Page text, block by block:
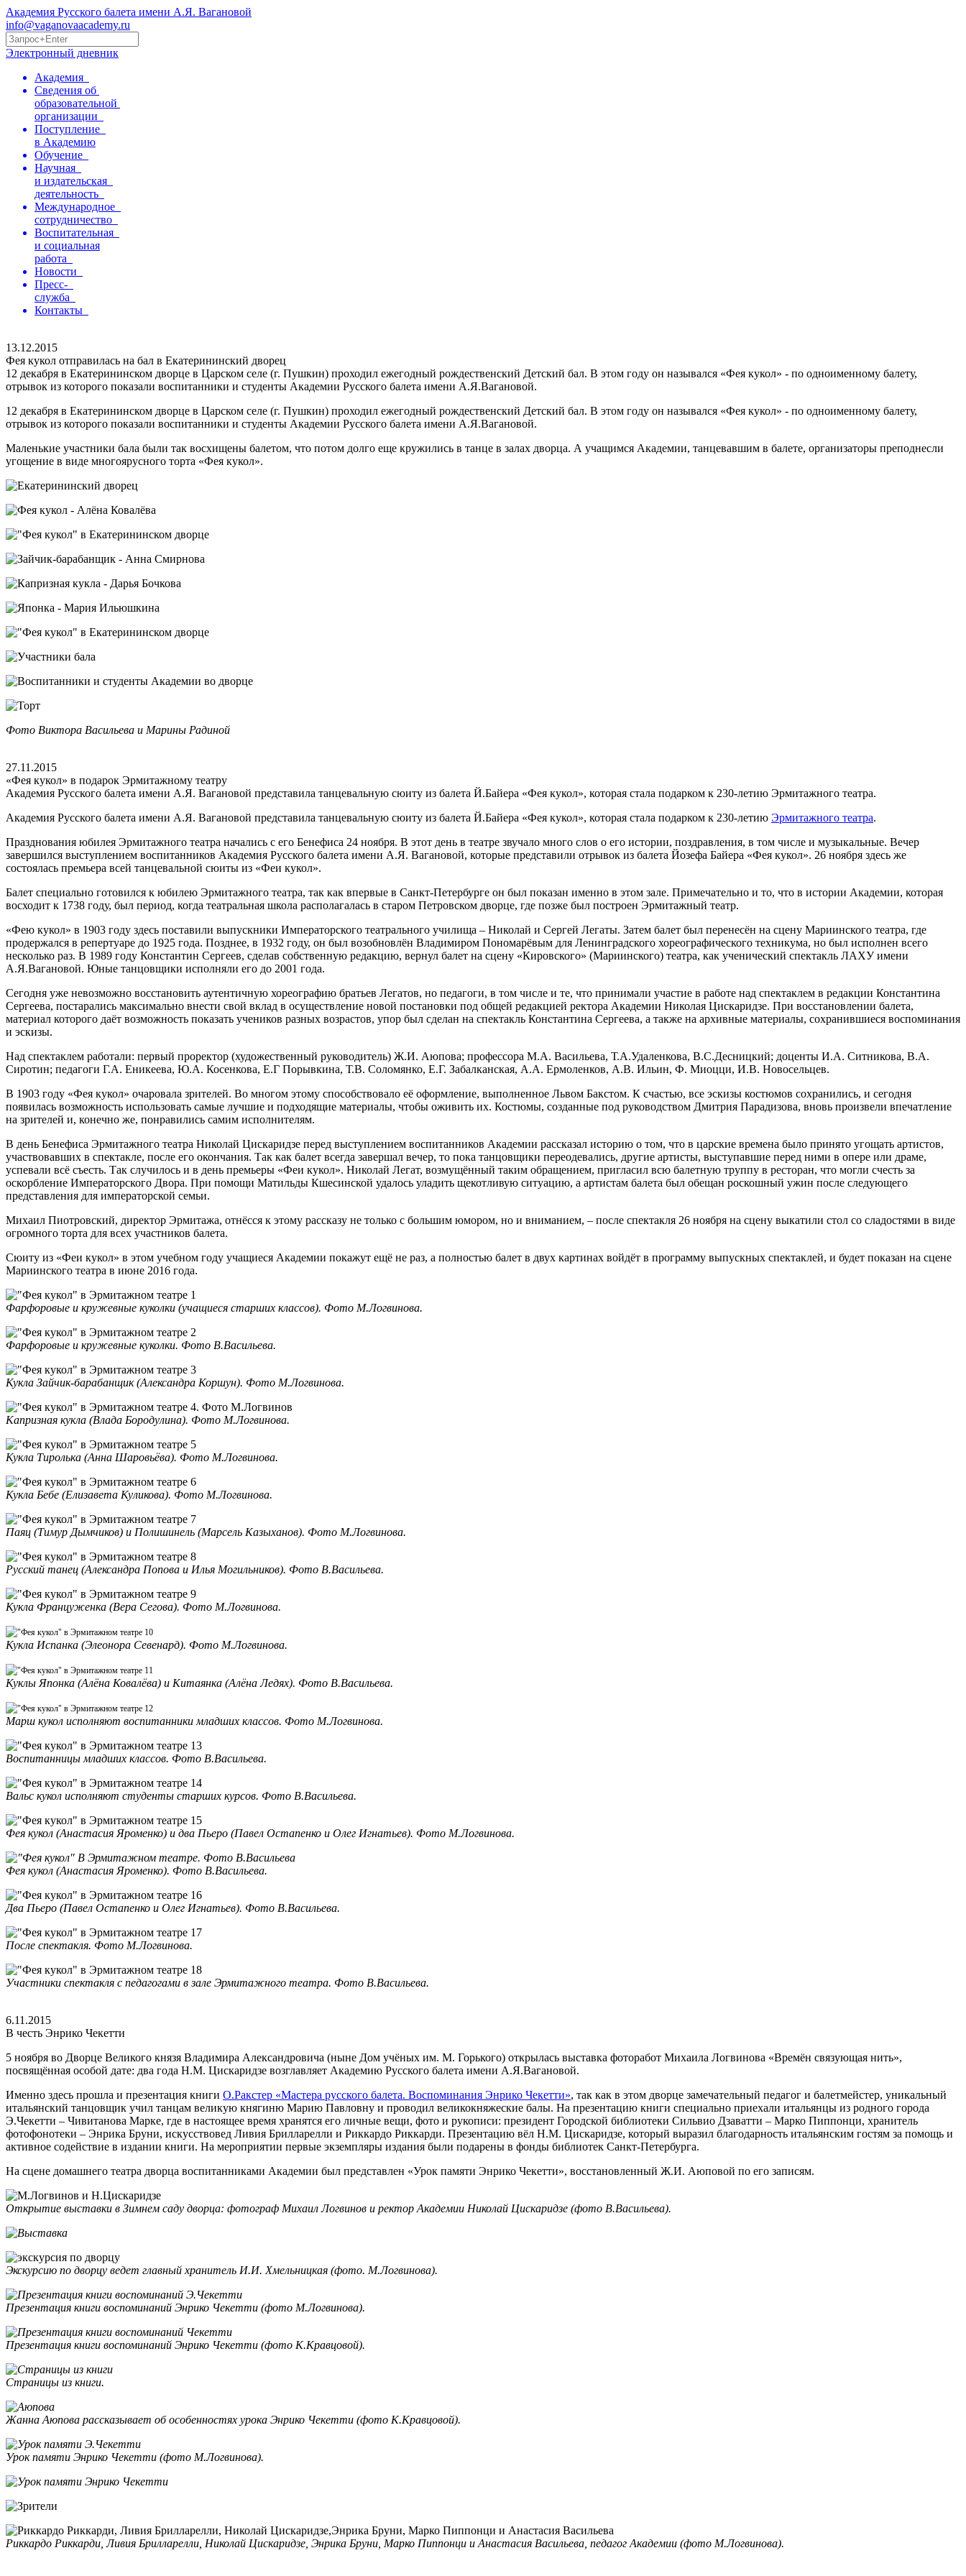
Академия Русского балета имени А.Я. Вагановой
info@vaganovaacademy.ru
Электронный дневник
Академия
Сведения об
образовательной
организации
Поступление
в Академию
Обучение
Научная
и издательская
деятельность
Международное
сотрудничество
Воспитательная
и социальная
работа
Новости
Пресс-
служба
Контакты
13.12.2015
Фея кукол отправилась на бал в Екатерининский дворец
12 декабря в Екатерининском дворце в Царском селе (г. Пушкин) проходил ежегодный рождественский Детский бал. В этом году он назывался «Фея кукол» - по одноименному балету,
отрывок из которого показали воспитанники и студенты Академии Русского балета имени А.Я.Вагановой.
12 декабря в Екатерининском дворце в Царском селе (г. Пушкин) проходил ежегодный рождественский Детский бал. В этом году он назывался «Фея кукол» - по одноименному балету,
отрывок из которого показали воспитанники и студенты Академии Русского балета имени А.Я.Вагановой.
Маленькие участники бала были так восхищены балетом, что потом долго еще кружились в танце в залах дворца. А учащимся Академии, танцевавшим в балете, организаторы преподнесли
угощение в виде многоярусного торта «Фея кукол».
Фото Виктора Васильева и Марины Радиной
27.11.2015
«Фея кукол» в подарок Эрмитажному театру
Академия Русского балета имени А.Я. Вагановой представила танцевальную сюиту из балета Й.Байера «Фея кукол», которая стала подарком к 230-летию Эрмитажного театра.
Академия Русского балета имени А.Я. Вагановой представила танцевальную сюиту из балета Й.Байера «Фея кукол», которая стала подарком к 230-летию Эрмитажного театра.
Празднования юбилея Эрмитажного театра начались с его Бенефиса 24 ноября. В этот день в театре звучало много слов о его истории, поздравления, в том числе и музыкальные. Вечер
завершился выступлением воспитанников Академия Русского балета имени А.Я. Вагановой, которые представили отрывок из балета Йозефа Байера «Фея кукол». 26 ноября здесь же
состоялась премьера всей танцевальной сюиты из «Феи кукол».
Балет специально готовился к юбилею Эрмитажного театра, так как впервые в Санкт-Петербурге он был показан именно в этом зале. Примечательно и то, что в истории Академии, которая
восходит к 1738 году, был период, когда театральная школа располагалась в старом Петровском дворце, где позже был построен Эрмитажный театр.
«Фею кукол» в 1903 году здесь поставили выпускники Императорского театрального училища – Николай и Сергей Легаты. Затем балет был перенесён на сцену Мариинского театра, где
продержался в репертуаре до 1925 года. Позднее, в 1932 году, он был возобновлён Владимиром Пономарёвым для Ленинградского хореографического техникума, но был исполнен всего
несколько раз. В 1989 году Константин Сергеев, сделав собственную редакцию, вернул балет на сцену «Кировского» (Мариинского) театра, как ученический спектакль ЛАХУ имени
А.Я.Вагановой. Юные танцовщики исполняли его до 2001 года.
Сегодня уже невозможно восстановить аутентичную хореографию братьев Легатов, но педагоги, в том числе и те, что принимали участие в работе над спектаклем в редакции Константина
Сергеева, постарались максимально внести свой вклад в осуществление новой постановки под общей редакцией ректора Академии Николая Цискаридзе. При восстановлении балета,
материал которого даёт возможность показать учеников разных возрастов, упор был сделан на спектакль Константина Сергеева, а также на архивные материалы, сохранившиеся воспоминания
и эскизы.
Над спектаклем работали: первый проректор (художественный руководитель) Ж.И. Аюпова; профессора М.А. Васильева, Т.А.Удаленкова, В.С.Десницкий; доценты И.А. Ситникова, В.А.
Сиротин; педагоги Г.А. Еникеева, Ю.А. Косенкова, Е.Г Порывкина, Т.В. Соломянко, Е.Г. Забалканская, А.А. Ермоленков, А.В. Ильин, Ф. Миоцци, И.В. Новосельцев.
В 1903 году «Фея кукол» очаровала зрителей. Во многом этому способствовало её оформление, выполненное Львом Бакстом. К счастью, все эскизы костюмов сохранились, и сегодня
появилась возможность использовать самые лучшие и подходящие материалы, чтобы оживить их. Костюмы, созданные под руководством Дмитрия Парадизова, вновь произвели впечатление
на зрителей и, конечно же, понравились самим исполнителям.
В день Бенефиса Эрмитажного театра Николай Цискаридзе перед выступлением воспитанников Академии рассказал историю о том, что в царские времена было принято угощать артистов,
участвовавших в спектакле, после его окончания. Так как балет всегда завершал вечер, то пока танцовщики переодевались, другие артисты, выступавшие перед ними в опере или драме,
успевали всё съесть. Так случилось и в день премьеры «Феи кукол». Николай Легат, возмущённый таким обращением, пригласил всю балетную труппу в ресторан, что могли счесть за
оскорбление Императорского Двора. При помощи Матильды Кшесинской удалось уладить щекотливую ситуацию, а артистам балета был обещан роскошный ужин после следующего
представления для императорской семьи.
Михаил Пиотровский, директор Эрмитажа, отнёсся к этому рассказу не только с большим юмором, но и вниманием, ­– после спектакля 26 ноября на сцену выкатили стол со сладостями в виде
огромного торта для всех участников балета.
Сюиту из «Феи кукол» в этом учебном году учащиеся Академии покажут ещё не раз, а полностью балет в двух картинах войдёт в программу выпускных спектаклей, и будет показан на сцене
Мариинского театра в июне 2016 года.
Фарфоровые и кружевные куколки (учащиеся старших классов). Фото М.Логвинова.
Фарфоровые и кружевные куколки. Фото В.Васильева.
Кукла Зайчик-барабанщик (Александра Коршун). Фото М.Логвинова.
Капризная кукла (Влада Бородулина). Фото М.Логвинова.
Кукла Тиролька (Анна Шаровьёва). Фото М.Логвинова.
Кукла Бебе (Елизавета Куликова). Фото М.Логвинова.
Паяц (Тимур Дымчиков) и Полишинель (Марсель Казыханов). Фото М.Логвинова.
Русский танец (Александра Попова и Илья Могильников). Фото В.Васильева.
Кукла Француженка (Вера Сегова). Фото М.Логвинова.
Кукла Испанка (Элеонора Севенард). Фото М.Логвинова.
Куклы Японка (Алёна Ковалёва) и Китаянка (Алёна Ледях). Фото В.Васильева.
Марш кукол исполняют воспитанники младших классов. Фото М.Логвинова.
Воспитанницы младших классов. Фото В.Васильева.
Вальс кукол исполняют студенты старших курсов. Фото В.Васильева.
Фея кукол (Анастасия Яроменко) и два Пьеро (Павел Остапенко и Олег Игнатьев). Фото М.Логвинова.
Фея кукол (Анастасия Яроменко). Фото В.Васильева.
Два Пьеро (Павел Остапенко и Олег Игнатьев). Фото В.Васильева.
После спектакля. Фото М.Логвинова.
Участники спектакля с педагогами в зале Эрмитажного театра. Фото В.Васильева.
6.11.2015
В честь Энрико Чекетти
5 ноября во Дворце Великого князя Владимира Александровича (ныне Дом учёных им. М. Горького) открылась выставка фоторабот Михаила Логвинова «Времён связующая нить»,
посвящённая особой дате: два года Н.М. Цискаридзе возглавляет Академию Русского балета имени А.Я.Вагановой.
Именно здесь прошла и презентация книги О.Ракстер «Мастера русского балета. Воспоминания Энрико Чекетти», так как в этом дворце замечательный педагог и балетмейстер, уникальный
итальянский танцовщик учил танцам великую княгиню Марию Павловну и проводил великокняжеские балы. На презентацию книги специально приехали итальянцы из родного города
Э.Чекетти – Чивитанова Марке, где в настоящее время хранятся его личные вещи, фото и рукописи: президент Городской библиотеки Сильвио Дзаватти – Марко Пиппонци, хранитель
фотофонотеки – Энрика Бруни, искусствовед Ливия Брилларелли и Риккардо Риккарди. Презентацию вёл Н.М. Цискаридзе, который выразил благодарность итальянским гостям за помощь и
активное содействие в издании книги. На мероприятии первые экземпляры издания были подарены в фонды библиотек Санкт-Петербурга.
На сцене домашнего театра дворца воспитанниками Академии был представлен «Урок памяти Энрико Чекетти», восстановленный Ж.И. Аюповой по его записям.
Открытие выставки в Зимнем саду дворца: фотограф Михаил Логвинов и ректор Академии Николай Цискаридзе (фото В.Васильева).
Экскурсию по дворцу ведет главный хранитель И.И. Хмельницкая (фото. М.Логвинова).
Презентация книги воспоминаний Энрико Чекетти (фото М.Логвинова).
Презентация книги воспоминаний Энрико Чекетти (фото К.Кравцовой).
Страницы из книги.
Жанна Аюпова рассказывает об особенностях урока Энрико Чекетти (фото К.Кравцовой).
Урок памяти Энрико Чекетти (фото М.Логвинова).
Риккардо Риккарди, Ливия Брилларелли, Николай Цискаридзе, Энрика Бруни, Марко Пиппонци и Анастасия Васильева, педагог Академии (фото М.Логвинова).